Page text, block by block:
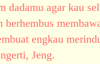
dadamu agar kau
berhembus
engkau
Jeng.